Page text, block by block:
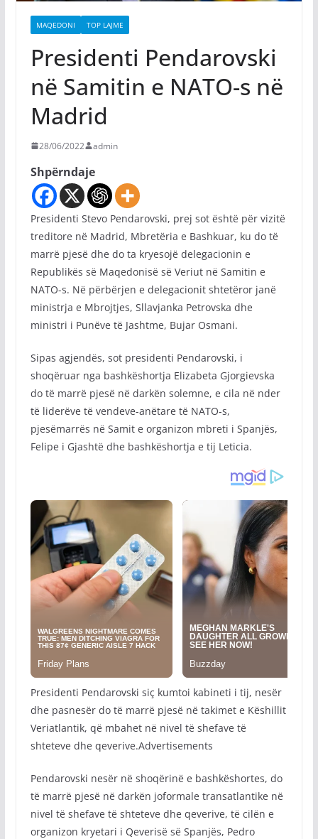
MAQEDONI TOP LAJME
Presidenti Pendarovski
në Samitin e NATO-s në
Madrid
28/06/2022 admin
Shpërndaje
Presidenti Stevo Pendarovski, prej sot është për vizitë
treditore në Madrid, Mbretëria e Bashkuar, ku do të
marrë pjesë dhe do ta kryesojë delegacionin e
Republikës së Maqedonisë së Veriut në Samitin e
NATO-s. Në përbërjen e delegacionit shtetëror janë
ministrja e Mbrojtjes, Sllavjanka Petrovska dhe
ministri i Punëve të Jashtme, Bujar Osmani.
Sipas agjendës, sot presidenti Pendarovski, i
shoqëruar nga bashkëshortja Elizabeta Gjorgievska
do të marrë pjesë në darkën solemne, e cila në nder
të liderëve të vendeve-anëtare të NATO-s,
pjesëmarrës në Samit e organizon mbreti i Spanjës,
Felipe i Gjashtë dhe bashkëshortja e tij Leticia.
Presidenti Pendarovski siç kumtoi kabineti i tij, nesër
dhe pasnesër do të marrë pjesë në takimet e Këshillit
Veriatlantik, që mbahet në nivel të shefave të
shteteve dhe qeverive.Advertisements
Pendarovski nesër në shoqërinë e bashkëshortes, do
të marrë pjesë në darkën joformale transatlantike në
nivel të shefave të shteteve dhe qeverive, të cilën e
organizon kryetari i Qeverisë së Spanjës, Pedro